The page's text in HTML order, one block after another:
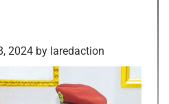
2024 by laredaction